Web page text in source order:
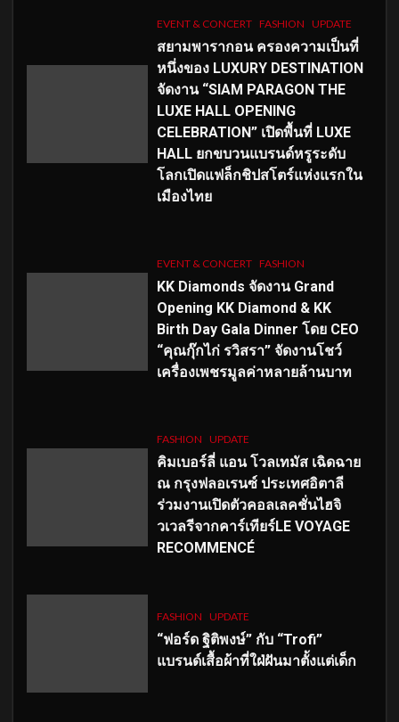
EVENT & CONCERT FASHION UPDATE
สยามพารากอน ครองความเป็นที่
หนึ่งของ LUXURY DESTINATION
จัดงาน “SIAM PARAGON THE
LUXE HALL OPENING
CELEBRATION” เปิดพื้นที่ LUXE
HALL ยกขบวนแบรนด์หรูระดับ
โลกเปิดแฟล็กชิปสโตร์แห่งแรกใน
เมืองไทย
EVENT & CONCERT FASHION
KK Diamonds จัดงาน Grand
Opening KK Diamond & KK
Birth Day Gala Dinner โดย CEO
“คุณกุ๊กไก่ รวิสรา” จัดงานโชว์
เครื่องเพชรมูลค่าหลายล้านบาท
FASHION UPDATE
คิมเบอร์ลี่ แอน โวลเทมัส เฉิดฉาย
ณ กรุงฟลอเรนซ์ ประเทศอิตาลี
ร่วมงานเปิดตัวคอลเลคชั่นไฮจิ
วเวลรีจากคาร์เทียร์LE VOYAGE
RECOMMENCÉ
FASHION UPDATE
“ฟอร์ด ฐิติพงษ์” กับ “Trofi”
แบรนด์เสื้อผ้าที่ใฝ่ฝันมาตั้งแต่เด็ก